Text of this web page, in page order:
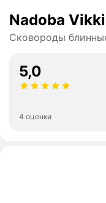
Nadoba
Сковороды
5,0
4 оценки